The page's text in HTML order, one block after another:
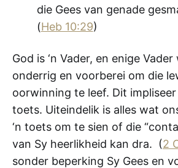
die Gees van genade
(Heb 10:29)
God is ‘n Vader, en enige
onderrig en voorberei om die
oorwinning te leef. Dit
toets. Uiteindelik is alles wat
‘n toets om te sien of die
van Sy heerlikheid kan dra. (2
sonder beperking Sy Gees en